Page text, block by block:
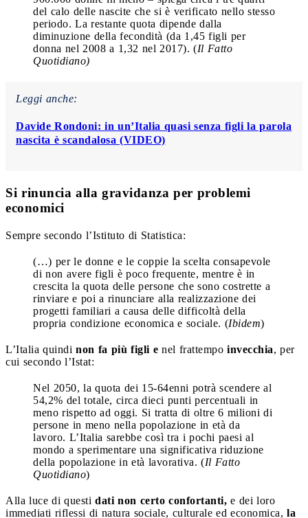
del calo delle nascite che si è verificato nello stesso
periodo. La restante quota dipende dalla
diminuzione della fecondità (da 1,45 figli per
donna nel 2008 a 1,32 nel 2017). (Il Fatto
Quotidiano)
Leggi anche:
Davide Rondoni: in un’Italia quasi senza figli la parola
nascita è scandalosa (VIDEO)
Si rinuncia alla gravidanza per problemi
economici
Sempre secondo l’Istituto di Statistica:
(…) per le donne e le coppie la scelta consapevole
di non avere figli è poco frequente, mentre è in
crescita la quota delle persone che sono costrette a
rinviare e poi a rinunciare alla realizzazione dei
progetti familiari a causa delle difficoltà della
propria condizione economica e sociale. (Ibidem)
L’Italia quindi non fa più figli e nel frattempo invecchia, per
cui secondo l’Istat:
Nel 2050, la quota dei 15-64enni potrà scendere al
54,2% del totale, circa dieci punti percentuali in
meno rispetto ad oggi. Si tratta di oltre 6 milioni di
persone in meno nella popolazione in età da
lavoro. L’Italia sarebbe così tra i pochi paesi al
mondo a sperimentare una significativa riduzione
della popolazione in età lavorativa. (Il Fatto
Quotidiano)
Alla luce di questi dati non certo confortanti, e dei loro
immediati riflessi di natura sociale, culturale ed economica, la